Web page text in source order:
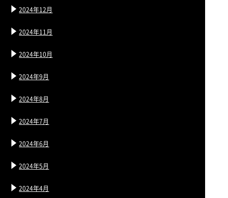
2024年12月
2024年11月
2024年10月
2024年9月
2024年8月
2024年7月
2024年6月
2024年5月
2024年4月